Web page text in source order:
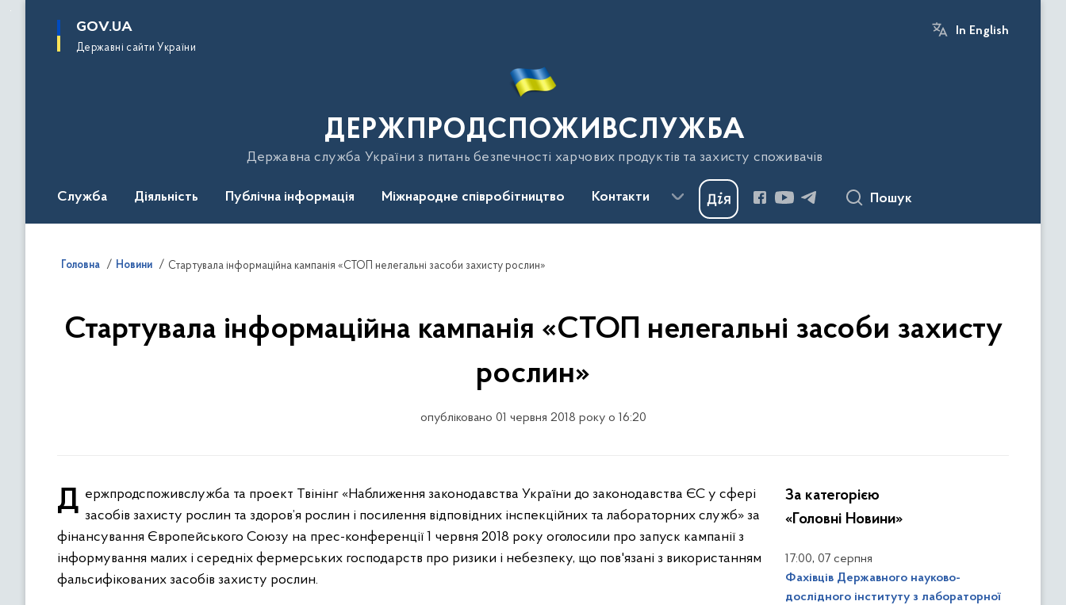
основного
GOV.UA
Державні сайти України
In English
ДЕРЖПРОДСПОЖИВСЛУЖБА
Державна служба України з питань безпечності харчових продуктів та захисту споживачів
Служба Діяльність Публічна інформація Міжнародне співробітництво Контакти Пошук
Головна Новини Стартувала інформаційна кампанія «СТОП нелегальні засоби захисту рослин»
Стартувала інформаційна кампанія «СТОП нелегальні засоби захисту
рослин»
опубліковано 01 червня 2018 року о 16:20
Держпродспоживслужба та проект Твінінг «Наближення законодавства України до законодавства ЄС у сфері засобів захисту рослин та здоров’я рослин і посилення відповідних інспекційних та лабораторних служб» за
фінансування Європейського Союзу на прес-конференції 1 червня 2018 року оголосили про запуск кампанії з
інформування малих і середніх фермерських господарств про ризики і небезпеку, що пов'язані з використанням
фальсифікованих засобів захисту рослин.
За категорією
«Головні Новини»
17:00, 07 серпня
Фахівців Державного науково-
дослідного інституту з лабораторної